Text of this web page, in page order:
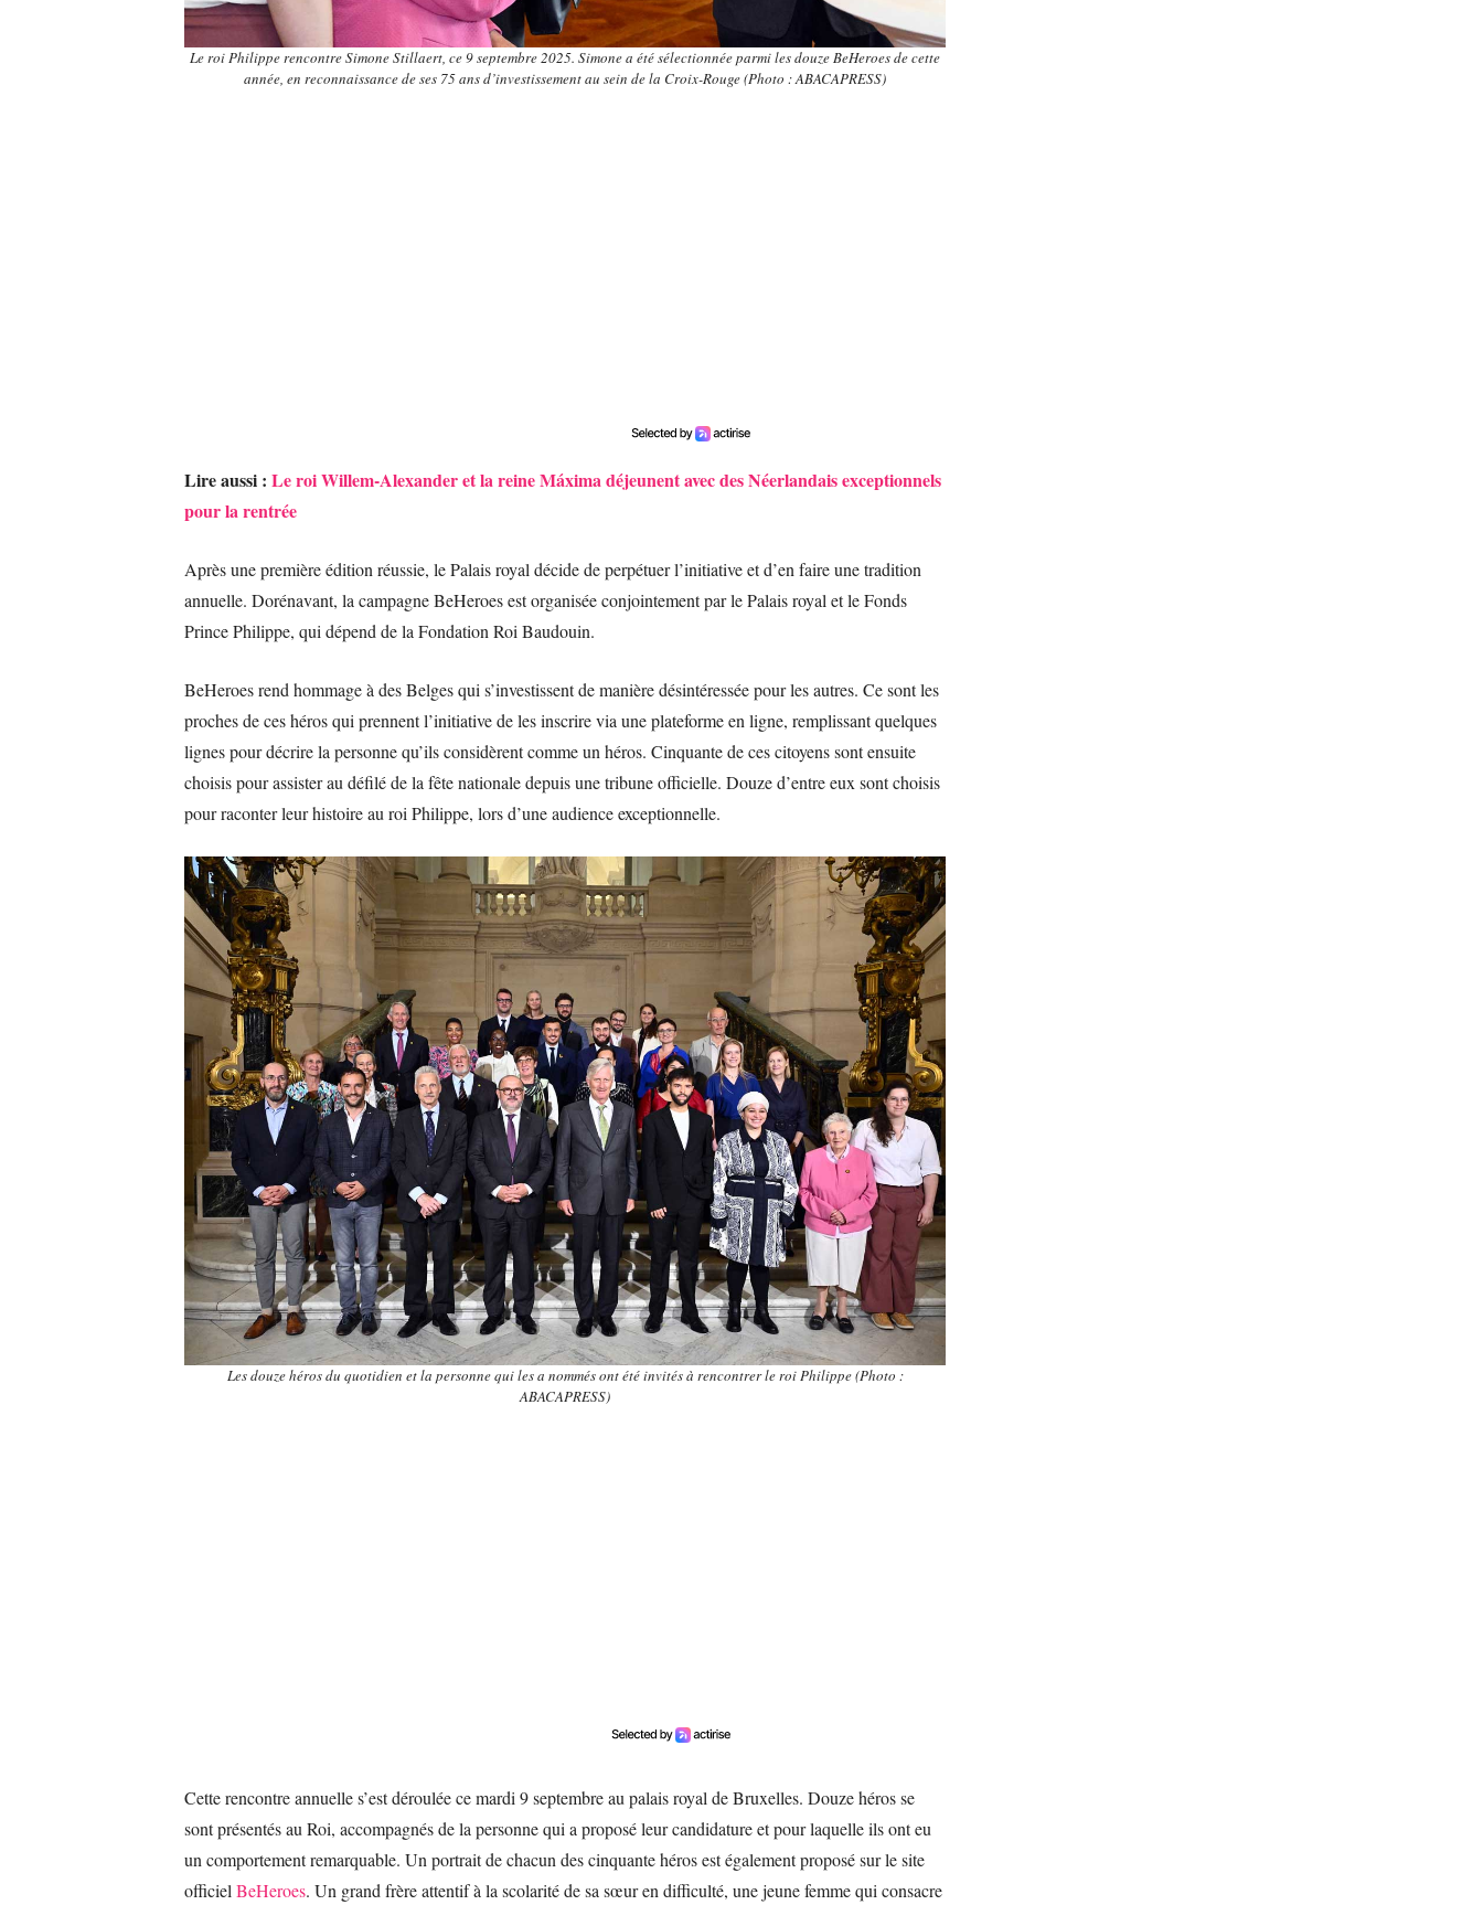
Le roi Philippe rencontre Simone Stillaert, ce 9 septembre 2025. Simone a été sélectionnée parmi les douze BeHeroes de cette
année, en reconnaissance de ses 75 ans d’investissement au sein de la Croix-Rouge (Photo : ABACAPRESS)
Lire aussi : Le roi Willem-Alexander et la reine Máxima déjeunent avec des Néerlandais exceptionnels
pour la rentrée
Après une première édition réussie, le Palais royal décide de perpétuer l’initiative et d’en faire une tradition
annuelle. Dorénavant, la campagne BeHeroes est organisée conjointement par le Palais royal et le Fonds
Prince Philippe, qui dépend de la Fondation Roi Baudouin.
BeHeroes rend hommage à des Belges qui s’investissent de manière désintéressée pour les autres. Ce sont les
proches de ces héros qui prennent l’initiative de les inscrire via une plateforme en ligne, remplissant quelques
lignes pour décrire la personne qu’ils considèrent comme un héros. Cinquante de ces citoyens sont ensuite
choisis pour assister au défilé de la fête nationale depuis une tribune officielle. Douze d’entre eux sont choisis
pour raconter leur histoire au roi Philippe, lors d’une audience exceptionnelle.
Les douze héros du quotidien et la personne qui les a nommés ont été invités à rencontrer le roi Philippe (Photo :
ABACAPRESS)
Cette rencontre annuelle s’est déroulée ce mardi 9 septembre au palais royal de Bruxelles. Douze héros se
sont présentés au Roi, accompagnés de la personne qui a proposé leur candidature et pour laquelle ils ont eu
un comportement remarquable. Un portrait de chacun des cinquante héros est également proposé sur le site
officiel BeHeroes. Un grand frère attentif à la scolarité de sa sœur en difficulté, une jeune femme qui consacre